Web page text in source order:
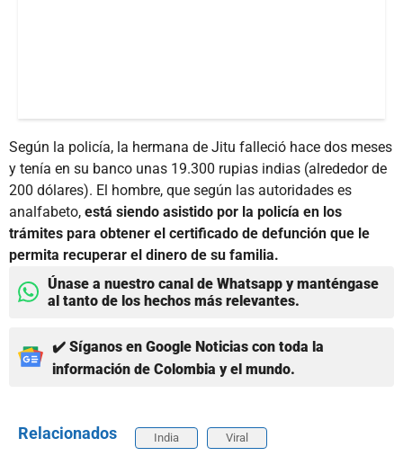
Según la policía, la hermana de Jitu falleció hace dos meses
y tenía en su banco unas 19.300 rupias indias (alrededor de
200 dólares). El hombre, que según las autoridades es
analfabeto, está siendo asistido por la policía en los
trámites para obtener el certificado de defunción que le
permita recuperar el dinero de su familia.
Únase a nuestro canal de Whatsapp y manténgase
al tanto de los hechos más relevantes.
✔️ Síganos en Google Noticias con toda la
información de Colombia y el mundo.
Relacionados India Viral